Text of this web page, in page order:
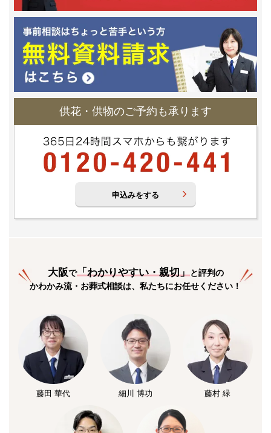
供花・供物のご予約も承ります
申込みをする
大阪で「わかりやすい・親切」と評判の
かわかみ流・お葬式相談は、私たちにお任せください！
藤田 華代 細川 博功 藤村 緑